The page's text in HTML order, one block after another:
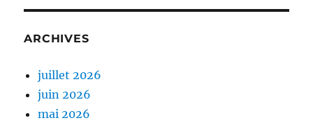
ARCHIVES
juillet 2026
juin 2026
mai 2026